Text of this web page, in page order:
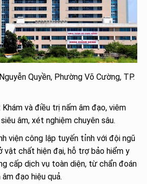
Quyền, Phường Võ Cường, TP.
Khám và điều trị nấm âm đạo, viêm
âm, xét nghiệm chuyên sâu.
viện công lập tuyến tỉnh với đội ngũ
vật chất hiện đại, hỗ trợ bảo hiểm y
cấp dịch vụ toàn diện, từ chẩn đoán
đạo hiệu quả.